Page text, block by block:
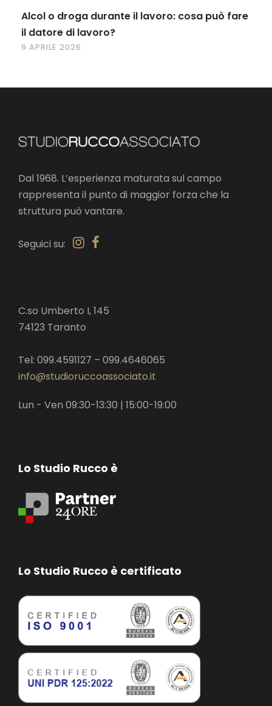
Alcol o droga durante il lavoro: cosa può fare
il datore di lavoro?
9 APRILE 2026
Dal 1968. L’esperienza maturata sul campo
rappresenta il punto di maggior forza che la
struttura può vantare.
Seguici su:
C.so Umberto I, 145
74123 Taranto
Tel: 099.4591127 – 099.4646065
info@studioruccoassociato.it
Lun - Ven 09:30-13:30 | 15:00-19:00
Lo Studio Rucco è
Lo Studio Rucco è certificato